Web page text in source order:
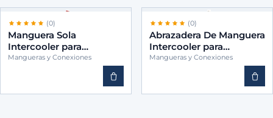
(0)
Manguera Sola
Intercooler para
camiones -BINS
Mangueras y Conexiones
(0)
Abrazadera De Manguera
Intercooler para
camiones -BINS 1928397
Mangueras y Conexiones